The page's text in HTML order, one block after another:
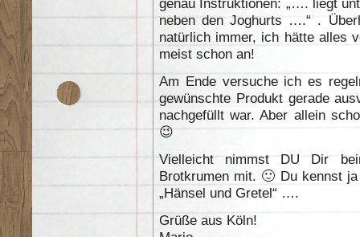
neben den Joghurts ….“ .
natürlich immer, ich hätte alles
meist schon an!
Am Ende versuche ich es
gewünschte Produkt gerade
nachgefüllt war. Aber allein
😉
Vielleicht nimmst DU Dir
Brotkrumen mit. 🙂 Du kennst
„Hänsel und Gretel“ ….
Grüße aus Köln!